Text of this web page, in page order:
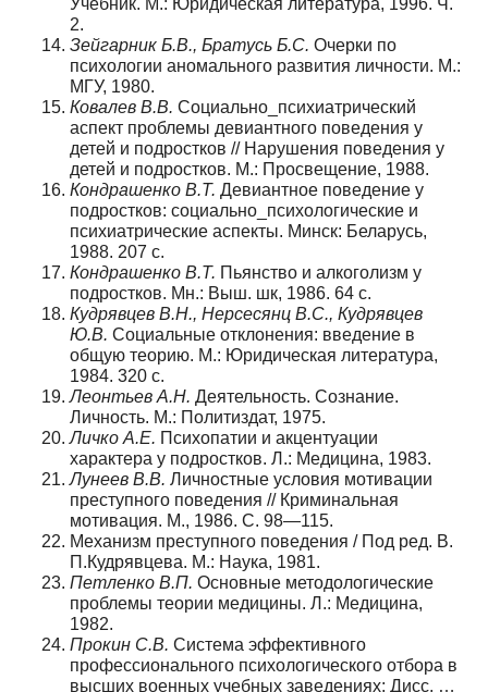
Учебник. М.: Юридическая литература, 1996. Ч.
2.
Зейгарник Б.В., Братусь Б.С. Очерки по
психологии аномального развития личности. М.:
МГУ, 1980.
Ковалев В.В. Социально_психиатрический
аспект проблемы девиантного поведения у
детей и подростков // Нарушения поведения у
детей и подростков. М.: Просвещение, 1988.
Кондрашенко В.Т. Девиантное поведение у
подростков: социально_психологические и
психиатрические аспекты. Минск: Беларусь,
1988. 207 с.
Кондрашенко В.Т. Пьянство и алкоголизм у
подростков. Мн.: Выш. шк, 1986. 64 с.
Кудрявцев В.Н., Нерсесянц В.С., Кудрявцев
Ю.В. Социальные отклонения: введение в
общую теорию. М.: Юридическая литература,
1984. 320 с.
Леонтьев А.Н. Деятельность. Сознание.
Личность. М.: Политиздат, 1975.
Личко А.Е. Психопатии и акцентуации
характера у подростков. Л.: Медицина, 1983.
Лунеев В.В. Личностные условия мотивации
преступного поведения // Криминальная
мотивация. М., 1986. С. 98—115.
Механизм преступного поведения / Под ред. В.
П.Кудрявцева. М.: Наука, 1981.
Петленко В.П. Основные методологические
проблемы теории медицины. Л.: Медицина,
1982.
Прокин С.В. Система эффективного
профессионального психологического отбора в
высших военных учебных заведениях: Дисс. …